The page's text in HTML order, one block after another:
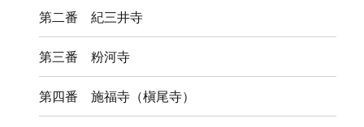
開
第二番 紀三井寺
第三番 粉河寺
第四番 施福寺（槇尾寺）